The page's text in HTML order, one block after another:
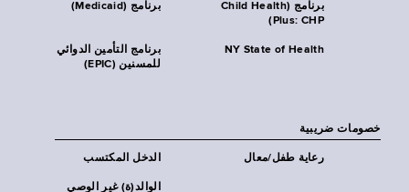
برنامج (Medicaid)
برنامج (Child Health
Plus: CHP)
برنامج التأمين الدوائي
للمسنين (EPIC)
NY State of Health
خصومات ضريبية
الدخل المكتسب رعاية طفل/معال
الوالد(ة) غير الوصي